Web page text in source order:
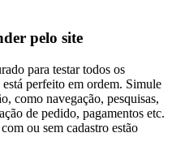
pelo site
para testar todos os
perfeito em ordem. Simule
como navegação, pesquisas,
de pedido, pagamentos etc.
ou sem cadastro estão